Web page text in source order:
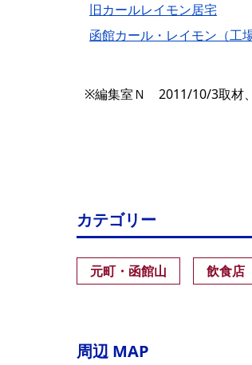
旧カールレイモン居宅
函館カール・レイモン（工
※編集室Ｎ 2011/10/3取材
カテゴリー
元町・函館山 飲食店
周辺 MAP